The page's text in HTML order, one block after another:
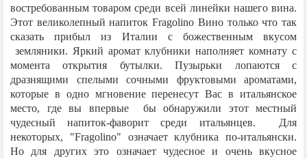
востребованным товаром среди всей линейки нашего вина.
Этот великолепный напиток Fragolino Вино только что так
сказать прибыл из Италии с божественным вкусом
земляники. Яркий аромат клубники наполняет комнату с
момента открытия бутылки. Пузырьки лопаются с
дразнящими спелыми сочными фруктовыми ароматами,
которые в одно мгновение перенесут Вас в итальянское
место, где вы впервые бы обнаружили этот местный
чудесный напиток-фаворит среди итальянцев. Для
некоторых, "Fragolino" означает клубника по-итальянски.
Но для других это означает чудесное и очень вкусное